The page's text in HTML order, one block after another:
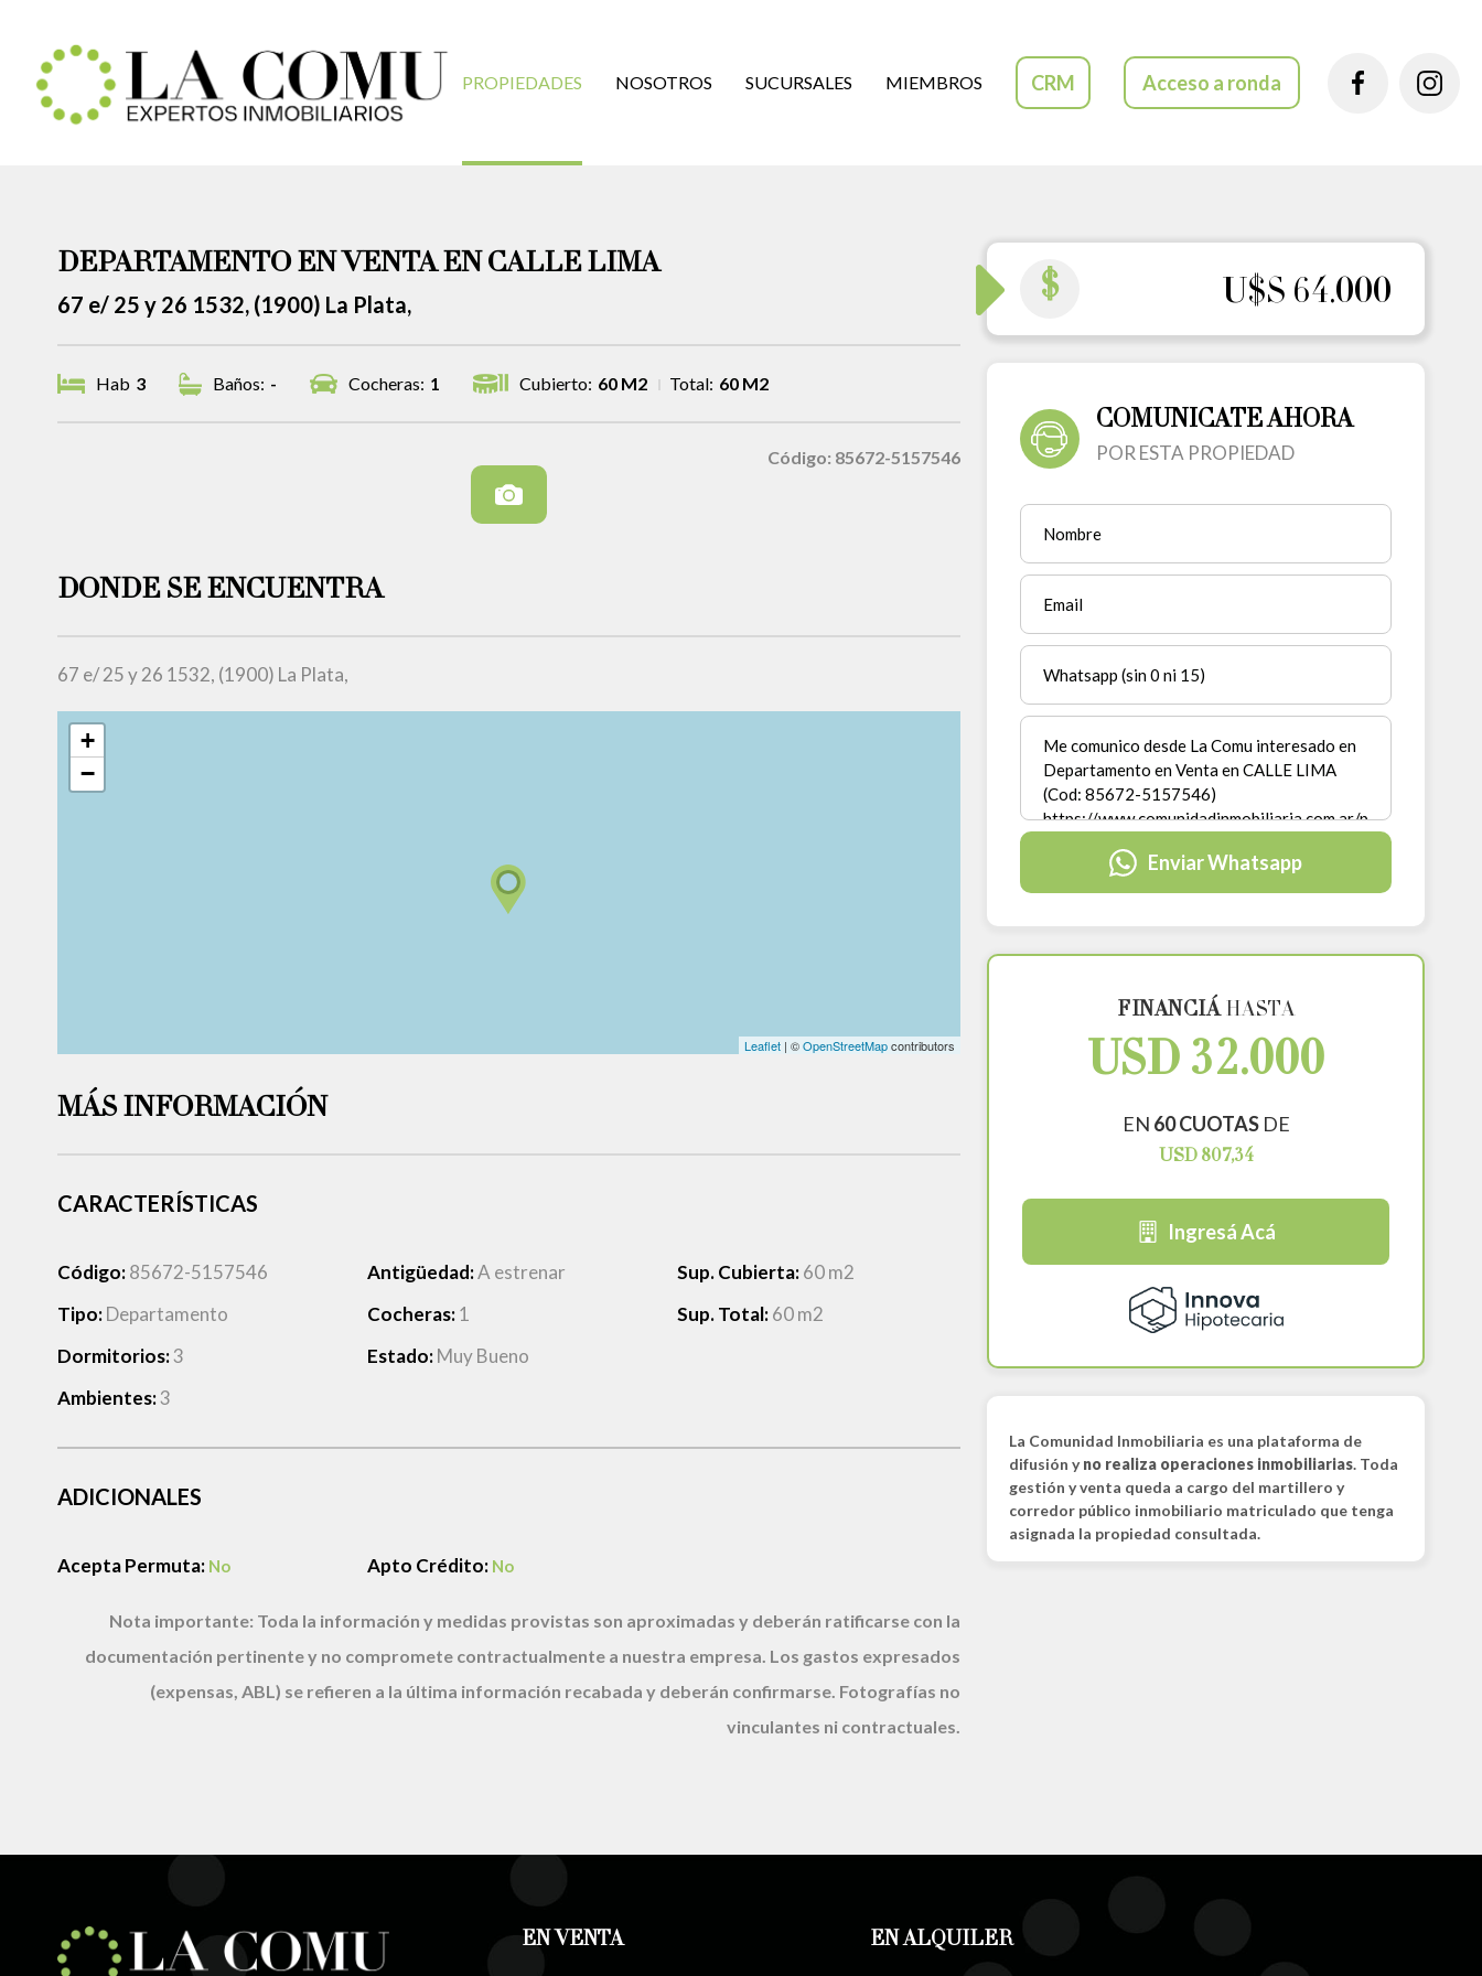
PROPIEDADES NOSOTROS SUCURSALES MIEMBROS CRM Acceso a ronda
DEPARTAMENTO EN VENTA EN CALLE LIMA
67 e/ 25 y 26 1532, (1900) La Plata,
Hab 3 Baños: - Cocheras: 1 Cubierto: 60 M2 Total: 60 M2
Código: 85672-5157546
DONDE SE ENCUENTRA
67 e/ 25 y 26 1532, (1900) La Plata,
+
−
Leaflet| ©OpenStreetMapcontributors
MÁS INFORMACIÓN
CARACTERÍSTICAS
Código:85672-5157546
Tipo:Departamento
Dormitorios:3
Ambientes:3
Antigüedad:A estrenar
Cocheras:1
Estado:Muy Bueno
Sup. Cubierta:60 m2
Sup. Total:60 m2
ADICIONALES
Acepta Permuta: No Apto Crédito: No
Nota importante: Toda la información y medidas provistas son aproximadas y deberán ratificarse con la
documentación pertinente y no compromete contractualmente a nuestra empresa. Los gastos expresados
(expensas, ABL) se refieren a la última información recabada y deberán confirmarse. Fotografías no
vinculantes ni contractuales.
$ U$S 64.000
COMUNICATE AHORA
POR ESTA PROPIEDAD
Enviar Whatsapp
FINANCIÁHASTA
USD 32.000
EN 60 CUOTASDE
USD 807,34
Ingresá Acá
La Comunidad Inmobiliaria es una plataforma de
difusión yno realiza operaciones inmobiliarias. Toda
gestión y venta queda a cargo del martillero y
corredor público inmobiliario matriculado que tenga
asignada la propiedad consultada.
EN VENTA EN ALQUILER